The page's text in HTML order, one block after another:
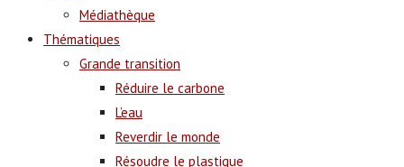
Médiathèque
Thématiques
Grande transition
Réduire le carbone
L’eau
Reverdir le monde
Résoudre le plastique